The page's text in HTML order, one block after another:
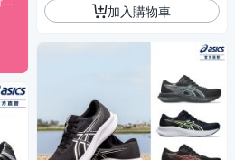
加入購物車